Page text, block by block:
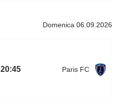
Domenica 06.09.2026
20:45 Paris FC